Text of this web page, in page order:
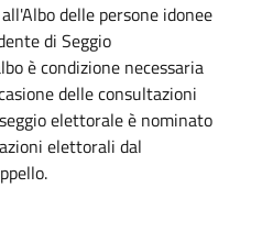
delle persone idonee
di Seggio
è condizione necessaria
delle consultazioni
elettorale è nominato
elettorali dal